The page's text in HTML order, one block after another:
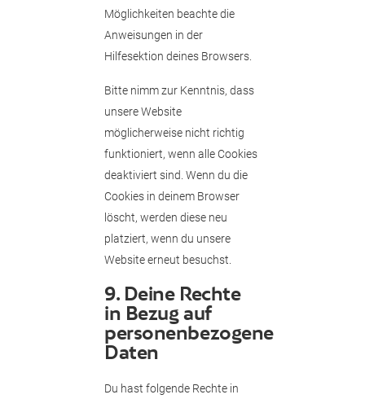
Möglichkeiten beachte die
Anweisungen in der
Hilfesektion deines Browsers.
Bitte nimm zur Kenntnis, dass
unsere Website
möglicherweise nicht richtig
funktioniert, wenn alle Cookies
deaktiviert sind. Wenn du die
Cookies in deinem Browser
löscht, werden diese neu
platziert, wenn du unsere
Website erneut besuchst.
9. Deine Rechte
in Bezug auf
personenbezogene
Daten
Du hast folgende Rechte in